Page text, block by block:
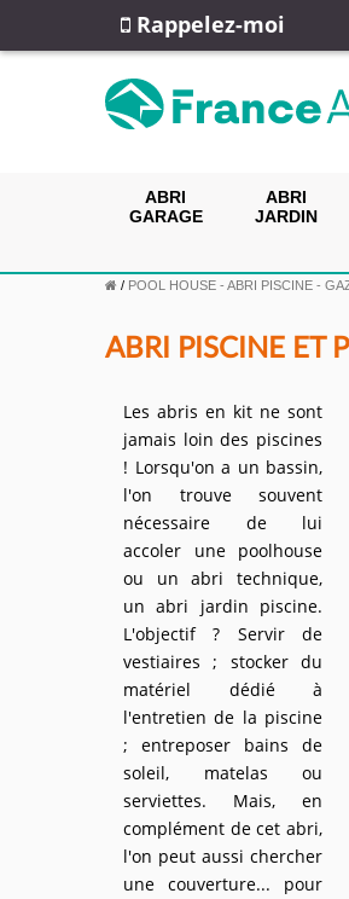
Rappelez-moi
ABRI
GARAGE
ABRI
JARDIN
/ POOL HOUSE - ABRI PISCINE -
ABRI PISCINE ET
Les abris en kit ne sont
jamais loin des piscines
! Lorsqu'on a un bassin,
l'on trouve souvent
nécessaire de lui
accoler une poolhouse
ou un abri technique,
un abri jardin piscine.
L'objectif ? Servir de
vestiaires ; stocker du
matériel dédié à
l'entretien de la piscine
; entreposer bains de
soleil, matelas ou
serviettes. Mais, en
complément de cet abri,
l'on peut aussi chercher
une couverture... pour